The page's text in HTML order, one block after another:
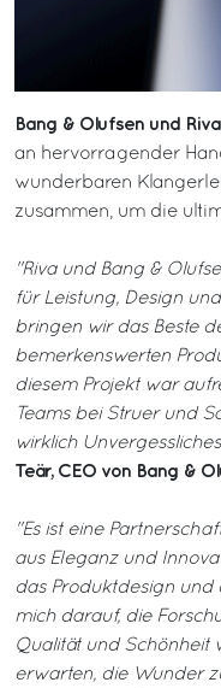
Bang & Olufsen und Riva
an hervorragender
wunderbaren
zusammen, um die
"Riva und Bang &
für Leistung, Design
bringen wir das Beste
bemerkenswerten
diesem Projekt war
Teams bei Struer und
wirklich
Teär, CEO von Bang &
"Es ist eine
aus Eleganz und
das Produktdesign und
mich darauf, die
Qualität und Schönheit
erwarten, die Wunder